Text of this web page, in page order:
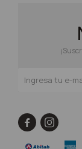
 